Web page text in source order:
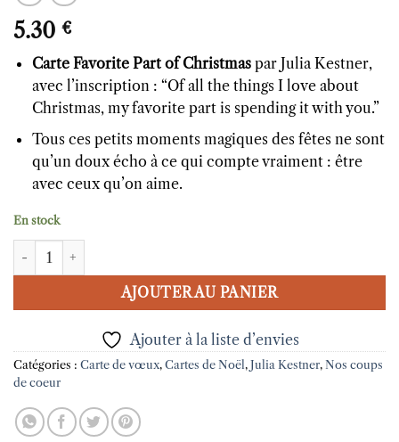
5.30 €
Carte Favorite Part of Christmaspar Julia Kestner,
avec l’inscription : “Of all the things I love about
Christmas, my favorite part is spending it with you.”
Tous ces petits moments magiques des fêtes ne sont
qu’un doux écho à ce qui compte vraiment : être
avec ceux qu’on aime.
En stock
quantité de Carte Favorite part of Christmas Julia Kestner
AJOUTER AU PANIER
Ajouter à la liste d’envies
Catégories : Carte de vœux, Cartes de Noël , Julia Kestner, Nos coups
de coeur